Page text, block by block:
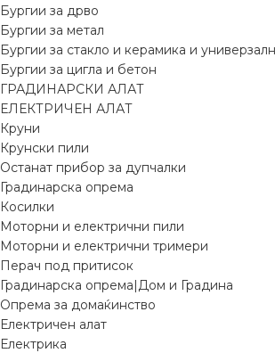
Бургии за дрво
Бургии за метал
Бургии за стакло и керамика и
Бургии за цигла и бетон
ГРАДИНАРСКИ АЛАТ
ЕЛЕКТРИЧЕН АЛАТ
Круни
Крунски пили
Останат прибор за дупчалки
Градинарска опрема
Косилки
Моторни и електрични пили
Моторни и електрични тримери
Перач под притисок
Градинарска опрема|Дом и Градина
Опрема за домаќинство
Електричен алат
Електрика